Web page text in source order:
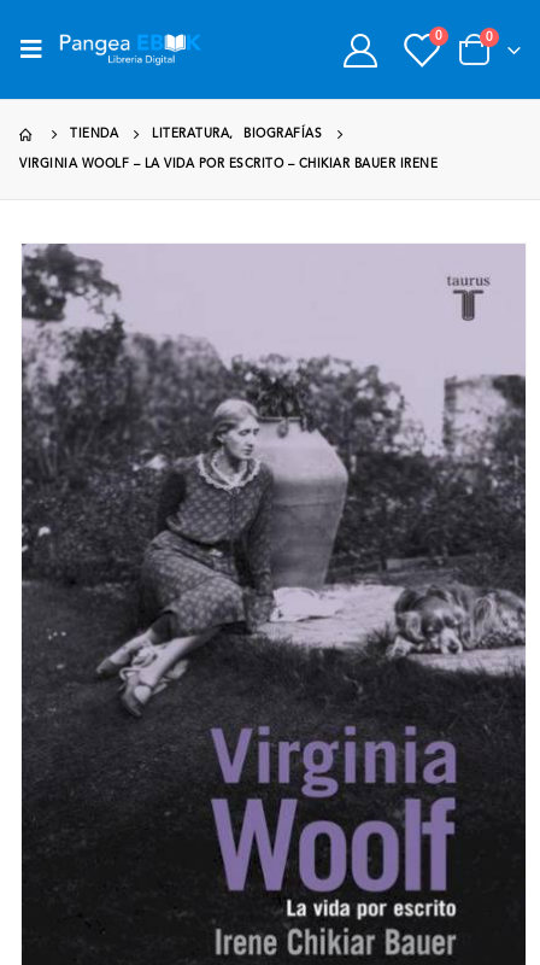
0 0
TIENDA LITERATURA, BIOGRAFÍAS
VIRGINIA WOOLF – LA VIDA POR ESCRITO – CHIKIAR BAUER IRENE